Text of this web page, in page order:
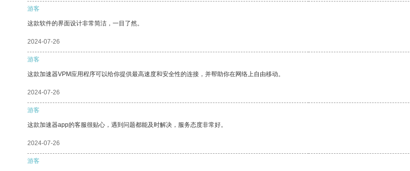
游客
这款软件的界面设计非常简洁，一目了然。
2024-07-26
游客
这款加速器VPM应用程序可以给你提供最高速度和安全性的连接，并帮助你在网络上自由移动。
2024-07-26
游客
这款加速器app的客服很贴心，遇到问题都能及时解决，服务态度非常好。
2024-07-26
游客